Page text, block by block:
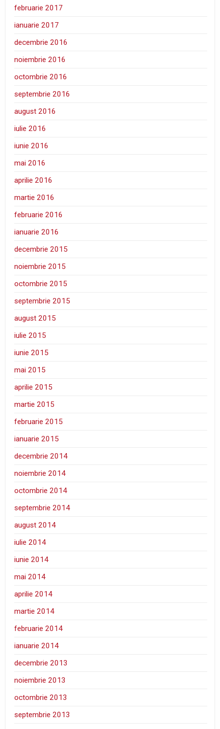
februarie 2017
ianuarie 2017
decembrie 2016
noiembrie 2016
octombrie 2016
septembrie 2016
august 2016
iulie 2016
iunie 2016
mai 2016
aprilie 2016
martie 2016
februarie 2016
ianuarie 2016
decembrie 2015
noiembrie 2015
octombrie 2015
septembrie 2015
august 2015
iulie 2015
iunie 2015
mai 2015
aprilie 2015
martie 2015
februarie 2015
ianuarie 2015
decembrie 2014
noiembrie 2014
octombrie 2014
septembrie 2014
august 2014
iulie 2014
iunie 2014
mai 2014
aprilie 2014
martie 2014
februarie 2014
ianuarie 2014
decembrie 2013
noiembrie 2013
octombrie 2013
septembrie 2013